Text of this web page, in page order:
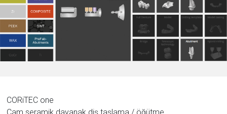
CORiTEC one
Cam seramik dayanak diş taşlama / öğütme